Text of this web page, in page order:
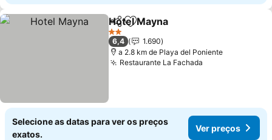
PartilharAdicionar aos favoritos
Hotel Mayna
2 Estrelas
6,4
1.690
a 2.8 km de Playa del Poniente
Restaurante La Fachada
Selecione as datas para ver os preços
exatos.
Ver preços